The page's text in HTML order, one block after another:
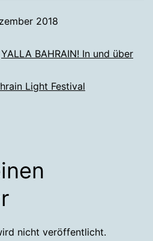
2018
YALLA BAHRAIN! In und über
Light Festival
nicht veröffentlicht.